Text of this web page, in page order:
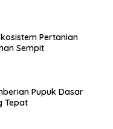
Pertanian
Sempit
Pupuk Dasar
Tepat